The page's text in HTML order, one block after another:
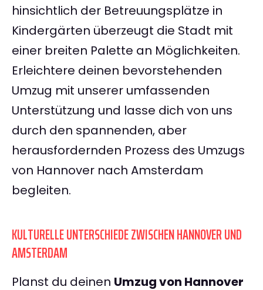
hinsichtlich der Betreuungsplätze in
Kindergärten überzeugt die Stadt mit
einer breiten Palette an Möglichkeiten.
Erleichtere deinen bevorstehenden
Umzug mit unserer umfassenden
Unterstützung und lasse dich von uns
durch den spannenden, aber
herausfordernden Prozess des Umzugs
von Hannover nach Amsterdam
begleiten.
KULTURELLE UNTERSCHIEDE ZWISCHEN HANNOVER UND
AMSTERDAM
Planst du deinen Umzug von Hannover